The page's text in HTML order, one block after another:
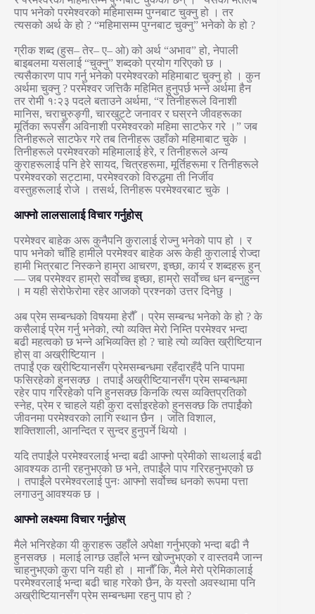
पाप भनेको परमेश्वरको महिमासम्म पुग्नबाट चुक्नु हो । तर
त्यसको अर्थ के हो ? “महिमासम्म पुग्नबाट चुक्नु” भनेको के हो ?
ग्रीक शब्द (हुस– तेर– ए– ओ) को अर्थ “अभाव” हो, नेपाली
बाइबलमा यसलाई “चुक्नु” शब्दको प्रयोग गरिएको छ ।
त्यसैकारण पाप गर्नु भनेको परमेश्वरको महिमाबाट चुक्नु हो । कुन
अर्थमा चुक्नु ? परमेश्वर जत्तिकै महिमित हुनुपर्छ भन्ने अर्थमा हैन
तर रोमी १ः२३ पदले बताउने अर्थमा, “र तिनीहरूले विनाशी
मानिस, चराचुरुङ्गी, चारखुट्टे जनावर र घस्रने जीवहरूका
मूर्तिका रूपसँग अविनाशी परमेश्वरको महिमा साटफेर गरे ।” जब
तिनीहरूले साटफेर गरे तब तिनीहरू उहाँको महिमाबाट चुके ।
तिनीहरूले परमेश्वरको महिमालाई हेरे, र तिनीहरूले अन्य
कुराहरूलाई पनि हेरे सायद, चित्रहरूमा, मूर्तिहरूमा र तिनीहरूले
परमेश्वरको सट्टामा, परमेश्वरको विरुद्धमा ती निर्जीव
वस्तुहरूलाई रोजे । तसर्थ, तिनीहरू परमेश्वरबाट चुके ।
आफ्नो लालसालाई विचार गर्नुहोस्
परमेश्वर बाहेक अरू कुनैपनि कुरालाई रोज्नु भनेको पाप हो । र
पाप भनेको चाँहि हामीले परमेश्वर बाहेक अरू केही कुरालाई रोज्दा
हामी भित्रबाट निस्कने हाम्रा आचरण, इच्छा, कार्य र शब्दहरू हुन्
— जब परमेश्वर हाम्रो सर्वोच्च इच्छा, हाम्रो सर्वोच्च धन बन्नुहुन्न
। म यही सेरोफेरोमा रहेर आजको प्रश्नको उत्तर दिनेछु ।
अब प्रेम सम्बन्धको विषयमा हेरौँ । प्रेम सम्बन्ध भनेको के हो ? के
कसैलाई प्रेम गर्नु भनेको, त्यो व्यक्ति मेरो निम्ति परमेश्वर भन्दा
बढी महत्वको छ भन्ने अभिव्यक्ति हो ? चाहे त्यो व्यक्ति ख्रीष्टियान
होस् वा अख्रीष्टियान ।
तपाईं एक ख्रीष्टियानसँग प्रेमसम्बन्धमा रहँदारहँदै पनि पापमा
फसिरहेको हुनसक्छ । तपाईं अख्रीष्टियानसँग प्रेम सम्बन्धमा
रहेर पाप गरिरहेको पनि हुनसक्छ किनकि त्यस व्यक्तिप्रतिको
स्नेह, प्रेम र चाहले यही कुरा दर्साइरहेको हुनसक्छ कि तपाईंको
जीवनमा परमेश्वरको लागि स्थान छैन । जति विशाल,
शक्तिशाली, आनन्दित र सुन्दर हुनुपर्ने थियो ।
यदि तपाईंले परमेश्वरलाई भन्दा बढी आफ्नो प्रेमीको साथलाई बढी
आवश्यक ठानी रहनुभएको छ भने, तपाईंले पाप गरिरहनुभएको छ
। तपाईंले परमेश्वरलाई पुनः आफ्नो सर्वोच्च धनको रूपमा पत्ता
लगाउनु आवश्यक छ ।
आफ्नो लक्ष्यमा विचार गर्नुहोस्
मैले भनिरहेका यी कुराहरू उहाँले अपेक्षा गर्नुभएको भन्दा बढी नै
हुनसक्छ । मलाई लाग्छ उहाँले भन्न खोज्नुभएको र वास्तवमै जान्न
चाहनुभएको कुरा पनि यही हो । मानौँ कि, मैले मेरो प्रेमिकालाई
परमेश्वरलाई भन्दा बढी चाह गरेको छैन, के यस्तो अवस्थामा पनि
अख्रीष्टियानसँग प्रेम सम्बन्धमा रहनु पाप हो ?